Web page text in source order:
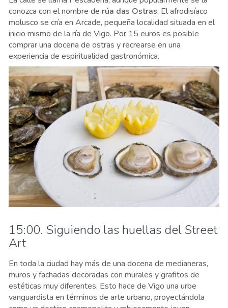
conozca con el nombre de rúa das Ostras. El afrodisíaco
molusco se cría en Arcade, pequeña localidad situada en el
inicio mismo de la ría de Vigo. Por 15 euros es posible
comprar una docena de ostras y recrearse en una
experiencia de espiritualidad gastronómica.
15:00. Siguiendo las huellas del Street
Art
En toda la ciudad hay más de una docena de medianeras,
muros y fachadas decoradas con murales y grafitos de
estéticas muy diferentes. Esto hace de Vigo una urbe
vanguardista en términos de arte urbano, proyectándola